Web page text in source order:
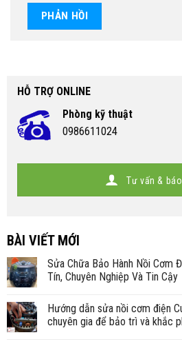
HỖ TRỢ ONLINE
Phòng kỹ thuật
0986611024
Tư vấn &
BÀI VIẾT MỚI
Sửa Chữa Bảo Hành Nồi Cơm
Tín, Chuyên Nghiệp Và Tin Cậy
Hướng dẫn sửa nồi cơm điện
chuyên gia để bảo trì và khắc